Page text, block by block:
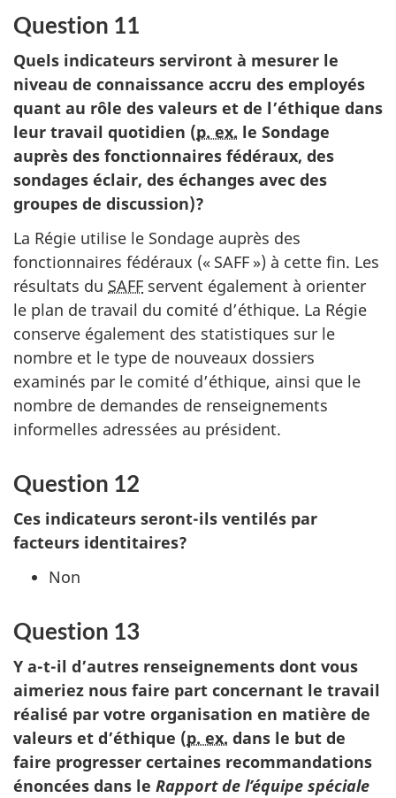
Question 11
Quels indicateurs serviront à mesurer le
niveau de connaissance accru des employés
quant au rôle des valeurs et de l’éthique dans
leur travail quotidien (p. ex. le Sondage
auprès des fonctionnaires fédéraux, des
sondages éclair, des échanges avec des
groupes de discussion)?
La Régie utilise le Sondage auprès des
fonctionnaires fédéraux (« SAFF ») à cette fin. Les
résultats du SAFF servent également à orienter
le plan de travail du comité d’éthique. La Régie
conserve également des statistiques sur le
nombre et le type de nouveaux dossiers
examinés par le comité d’éthique, ainsi que le
nombre de demandes de renseignements
informelles adressées au président.
Question 12
Ces indicateurs seront-ils ventilés par
facteurs identitaires?
Non
Question 13
Y a-t-il d’autres renseignements dont vous
aimeriez nous faire part concernant le travail
réalisé par votre organisation en matière de
valeurs et d’éthique (p. ex. dans le but de
faire progresser certaines recommandations
énoncées dans le Rapport de l’équipe spéciale